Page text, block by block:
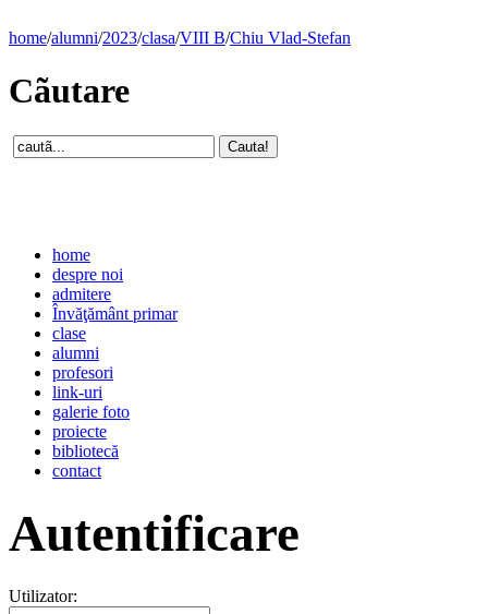
home/alumni/2023/clasa/VIII B/Chiu Vlad-Stefan
Cãutare
home
despre noi
admitere
Învăţământ primar
clase
alumni
profesori
link-uri
galerie foto
proiecte
bibliotecă
contact
Autentificare
Utilizator: